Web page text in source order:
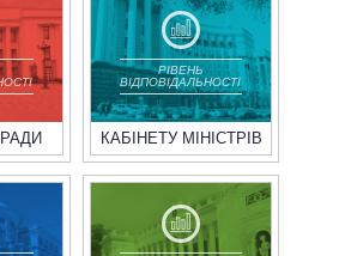
РІВЕНЬ
ВІДПОВІДАЛЬНОСТІ
КАБІНЕТУ МІНІСТРІВ